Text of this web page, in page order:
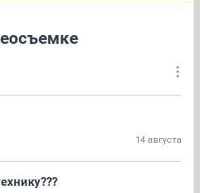
14 августа